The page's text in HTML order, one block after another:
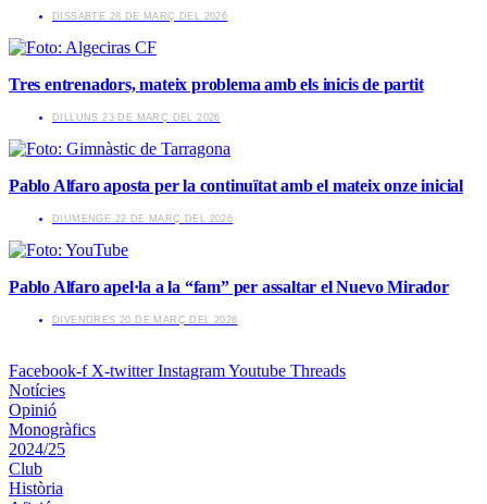
​DISSABTE 28 DE MARÇ DEL 2026
Tres entrenadors, mateix problema amb els inicis de partit
​DILLUNS 23 DE MARÇ DEL 2026
Pablo Alfaro aposta per la continuïtat amb el mateix onze inicial
​DIUMENGE 22 DE MARÇ DEL 2026
Pablo Alfaro apel·la a la “fam” per assaltar el Nuevo Mirador
​DIVENDRES 20 DE MARÇ DEL 2026
Facebook-f X-twitter InstagramYoutube Threads
Notícies
Opinió
Monogràfics
2024/25
Club
Història